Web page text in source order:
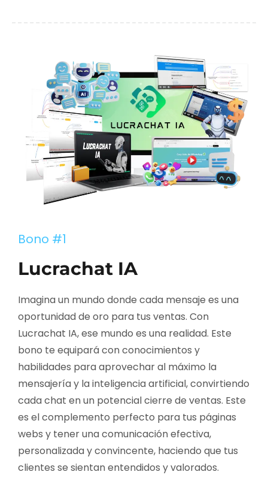
Bono #1
Lucrachat IA
Imagina un mundo donde cada mensaje es una
oportunidad de oro para tus ventas. Con
Lucrachat IA, ese mundo es una realidad. Este
bono te equipará con conocimientos y
habilidades para aprovechar al máximo la
mensajería y la inteligencia artificial, convirtiendo
cada chat en un potencial cierre de ventas. Este
es el complemento perfecto para tus páginas
webs y tener una comunicación efectiva,
personalizada y convincente, haciendo que tus
clientes se sientan entendidos y valorados.